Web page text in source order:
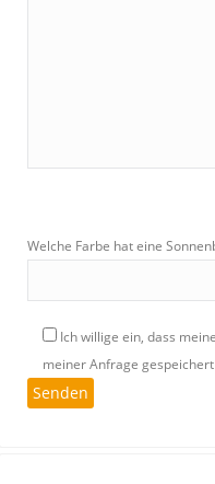
Welche Farbe hat eine
Ich willige ein, dass
meiner Anfrage